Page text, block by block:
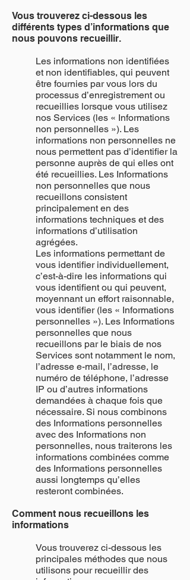
Vous trouverez ci-dessous les
différents types d’informations que
nous pouvons recueillir.
Les informations non identifiées
et non identifiables, qui peuvent
être fournies par vous lors du
processus d’enregistrement ou
recueillies lorsque vous utilisez
nos Services (les « Informations
non personnelles »). Les
informations non personnelles ne
nous permettent pas d’identifier la
personne auprès de qui elles ont
été recueillies. Les Informations
non personnelles que nous
recueillons consistent
principalement en des
informations techniques et des
informations d’utilisation
agrégées.
Les informations permettant de
vous identifier individuellement,
c’est-à-dire les informations qui
vous identifient ou qui peuvent,
moyennant un effort raisonnable,
vous identifier (les « Informations
personnelles »). Les Informations
personnelles que nous
recueillons par le biais de nos
Services sont notamment le nom,
l’adresse e-mail, l’adresse, le
numéro de téléphone, l’adresse
IP ou d’autres informations
demandées à chaque fois que
nécessaire. Si nous combinons
des Informations personnelles
avec des Informations non
personnelles, nous traiterons les
informations combinées comme
des Informations personnelles
aussi longtemps qu’elles
resteront combinées.
Comment nous recueillons les
informations
Vous trouverez ci-dessous les
principales méthodes que nous
utilisons pour recueillir des